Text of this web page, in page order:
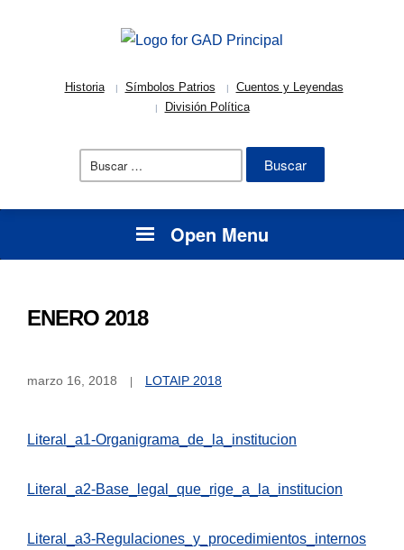
Historia Símbolos Patrios
Cuentos y Leyendas
División Política
Buscar:
Open Menu
ENERO 2018
marzo 16, 2018 LOTAIP 2018
Literal_a1-Organigrama_de_la_institucion
Literal_a2-Base_legal_que_rige_a_la_institucion
Literal_a3-Regulaciones_y_procedimientos_internos